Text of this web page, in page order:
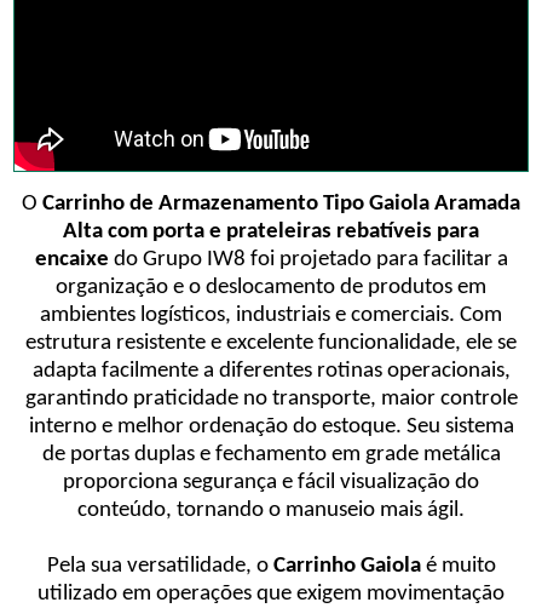
O Carrinho de Armazenamento Tipo Gaiola Aramada
Alta com porta e prateleiras rebatíveis para
encaixe do Grupo IW8 foi projetado para facilitar a
organização e o deslocamento de produtos em
ambientes logísticos, industriais e comerciais. Com
estrutura resistente e excelente funcionalidade, ele se
adapta facilmente a diferentes rotinas operacionais,
garantindo praticidade no transporte, maior controle
interno e melhor ordenação do estoque. Seu sistema
de portas duplas e fechamento em grade metálica
proporciona segurança e fácil visualização do
conteúdo, tornando o manuseio mais ágil.
Pela sua versatilidade, o Carrinho Gaiolaé muito
utilizado em operações que exigem movimentação